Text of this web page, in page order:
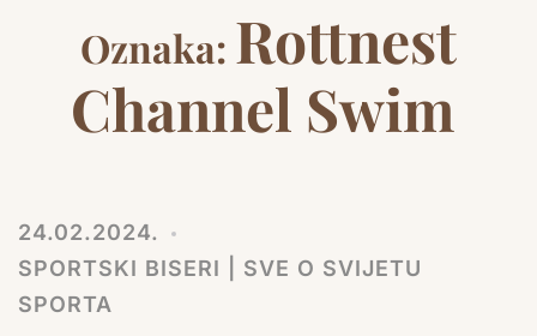
Oznaka: Rottnest
Channel Swim
24.02.2024.
SPORTSKI BISERI | SVE O SVIJETU
SPORTA